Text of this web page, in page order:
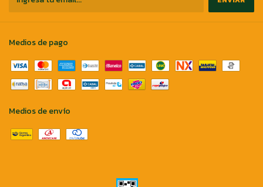
Medios de pago
Medios de envío